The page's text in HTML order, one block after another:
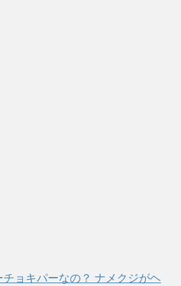
ョキパーなの？ ナメクジがヘ